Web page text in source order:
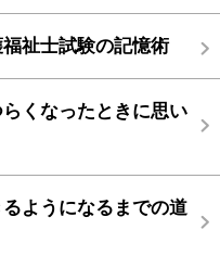
祉士試験の記憶術
くなったときに思い
ようになるまでの道